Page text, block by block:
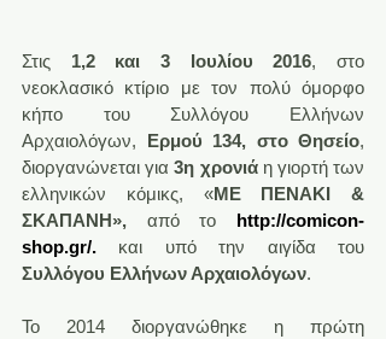
Στις 1,2 και 3 Ιουλίου 2016, στο
νεοκλασικό κτίριο με τον πολύ όμορφο
κήπο του Συλλόγου Ελλήνων
Αρχαιολόγων, Ερμού 134, στο Θησείο,
διοργανώνεται για 3η χρονιά η γιορτή των
ελληνικών κόμικς, «ΜΕ ΠΕΝΑΚΙ &
ΣΚΑΠΑΝΗ», από το http://comicon-
shop.gr/.
Συλλόγου Ελλήνων Αρχαιολόγων.
Το 2014 διοργανώθηκε η πρώτη